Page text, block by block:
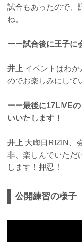
試合もあったので、
ね。
ーー試合後に王子に
井上 イベントはわ
のでお楽しみにして
ーー最後に17LIVE
いいたします！
井上 大晦日RIZIN、
非、楽しんでいただ
します！押忍！
公開練習の様子